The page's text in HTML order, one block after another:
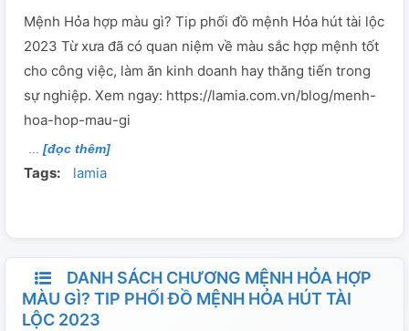
Mệnh Hỏa hợp màu gì? Tip phối đồ mệnh Hỏa hút tài lộc
2023 Từ xưa đã có quan niệm về màu sắc hợp mệnh tốt
cho công việc, làm ăn kinh doanh hay thăng tiến trong
sự nghiệp. Xem ngay: https://lamia.com.vn/blog/menh-
hoa-hop-mau-gi
[đọc thêm]
Tags: lamia
DANH SÁCH CHƯƠNG MỆNH HỎA HỢP
MÀU GÌ? TIP PHỐI ĐỒ MỆNH HỎA HÚT TÀI
LỘC 2023